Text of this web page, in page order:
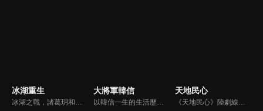
冰湖重生
冰湖之戰，諸葛玥和楚喬落入冰湖，楚喬被燕洵所救，得知諸葛玥已死，她尋機刺殺燕洵，為諸葛玥報仇。楚喬在卞唐幾次三番受到一位神秘男子的幫助，她有種似曾相識的感覺，不禁懷疑諸葛玥還活著。燕洵變本加厲，掀起四國紛亂。最終，楚喬能否平定天下並再與諸葛玥重聚？
大將軍韓信
以韓信一生的生活歷程為主線，從他在淮陰的少年生活寫起，歷經仗劍從軍，棄楚歸漢，狩獵諸侯，一統天下，至被斬長樂宮鍾室結束，濃墨重彩地展現了這位西漢開國大將軍大仁大義、大智大勇、大功大悲、大起大落的曲折人生經歷。
天地民心
《天地民心》陸劇線上看。該劇講述的是清代山西壽陽籍的著名文人祁寯藻從十幾歲到七十幾歲的傳奇人生故事。